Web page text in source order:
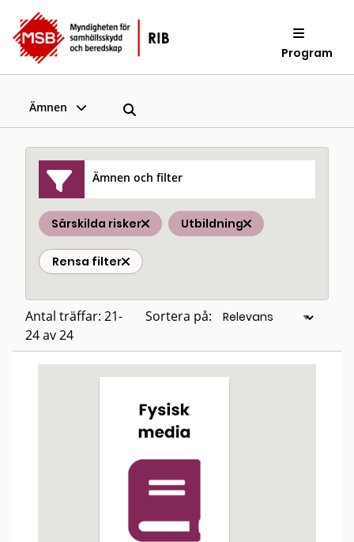
Program
Ämnen
Ämnen och filter
Särskilda risker Utbildning
Rensa filter
Antal träffar: 21-
24 av 24
Sortera på: